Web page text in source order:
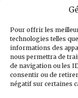
Pour offrir les
technologies telles
informations des
nous permettra de
de navigation ou les
consentir ou de
négatif sur certaines